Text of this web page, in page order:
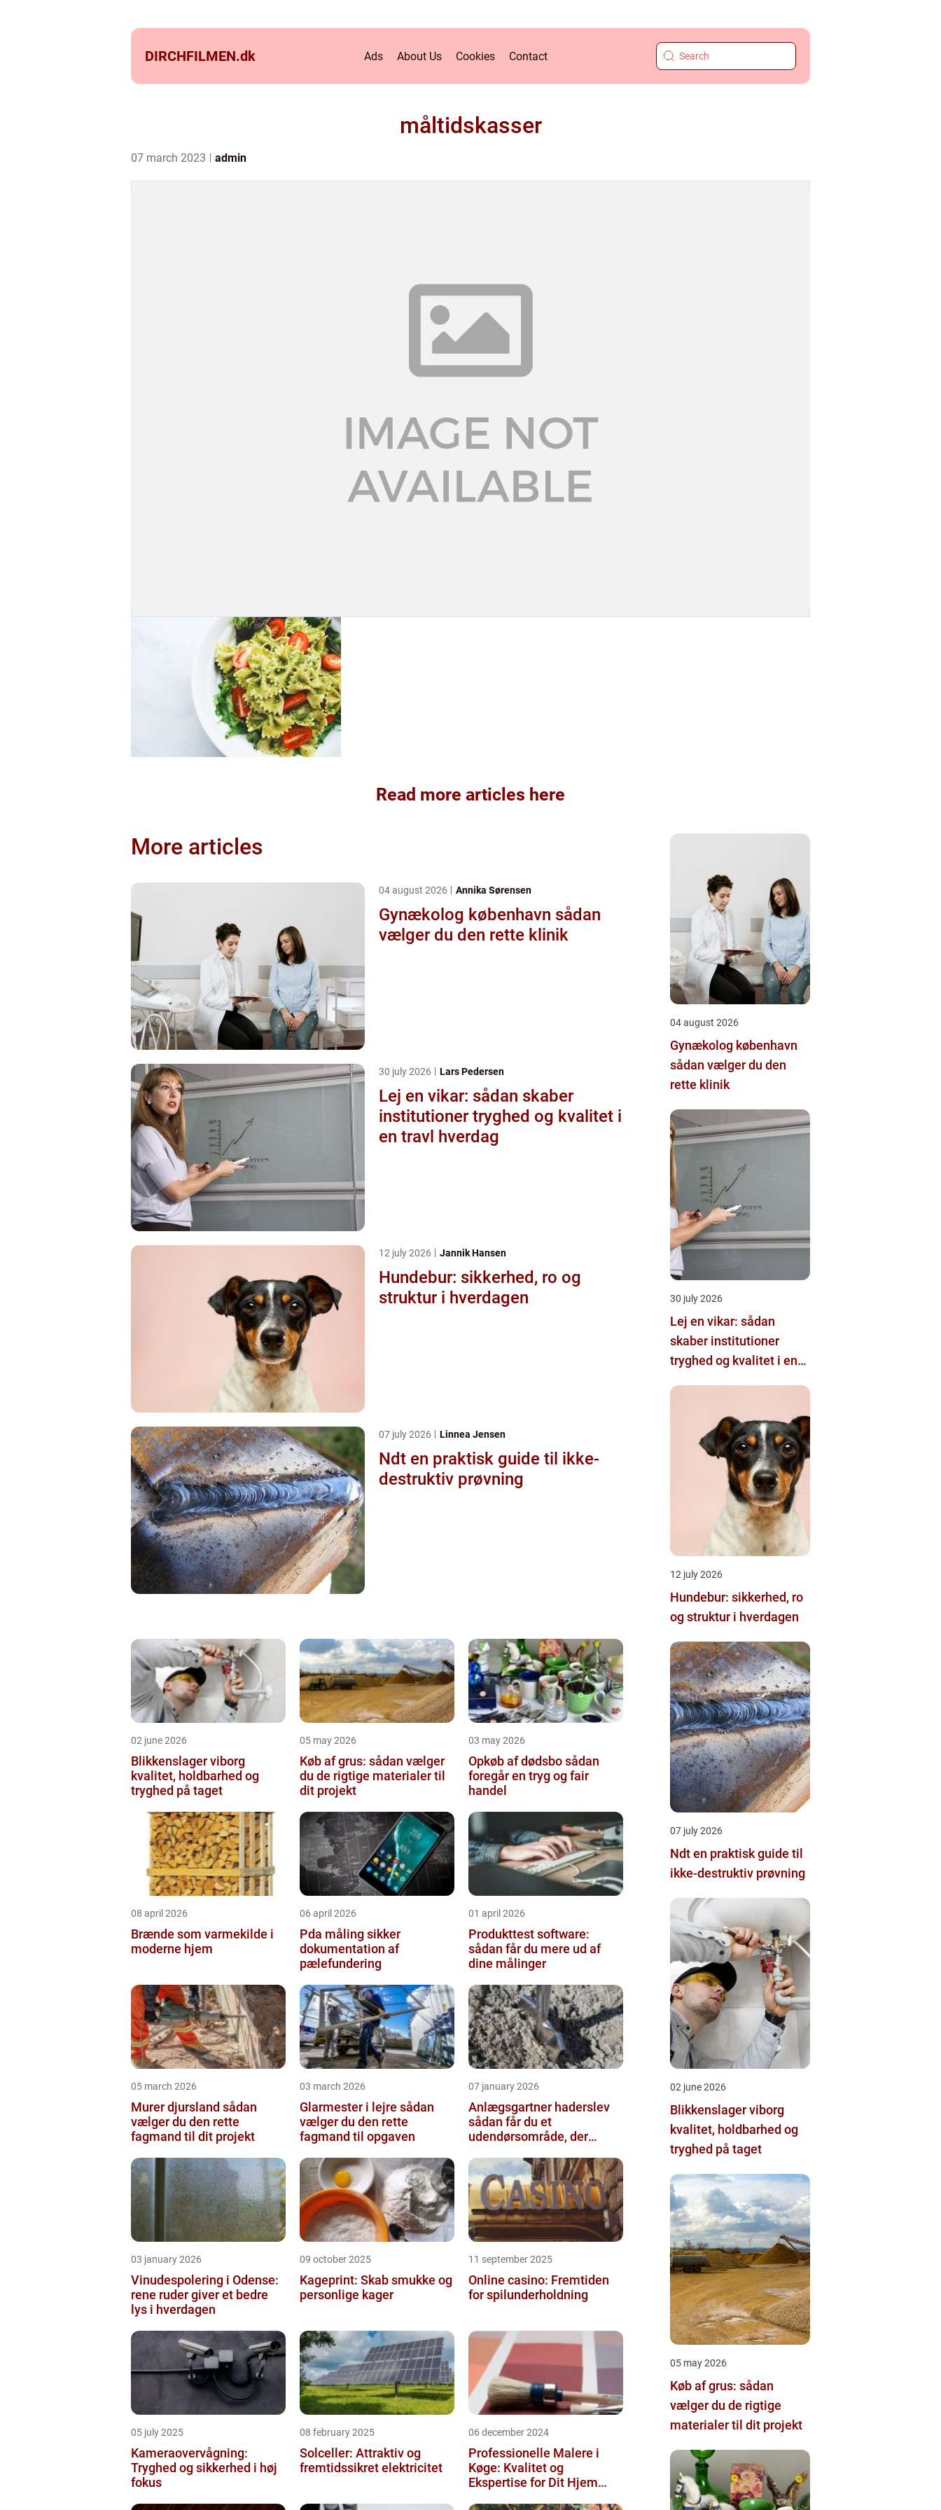
DIRCHFILMEN.dk Ads About Us Cookies Contact
måltidskasser
07 march 2023 admin
Read more articles here
More articles
04 august 2026 Annika Sørensen
Gynækolog københavn sådan
vælger du den rette klinik
30 july 2026 Lars Pedersen
Lej en vikar: sådan skaber
institutioner tryghed og kvalitet i
en travl hverdag
12 july 2026 Jannik Hansen
Hundebur: sikkerhed, ro og
struktur i hverdagen
07 july 2026 Linnea Jensen
Ndt en praktisk guide til ikke-
destruktiv prøvning
02 june 2026
Blikkenslager viborg
kvalitet, holdbarhed og
tryghed på taget
05 may 2026
Køb af grus: sådan vælger
du de rigtige materialer til
dit projekt
03 may 2026
Opkøb af dødsbo sådan
foregår en tryg og fair
handel
08 april 2026
Brænde som varmekilde i
moderne hjem
06 april 2026
Pda måling sikker
dokumentation af
pælefundering
01 april 2026
Produkttest software:
sådan får du mere ud af
dine målinger
05 march 2026
Murer djursland sådan
vælger du den rette
fagmand til dit projekt
03 march 2026
Glarmester i lejre sådan
vælger du den rette
fagmand til opgaven
07 january 2026
Anlægsgartner haderslev
sådan får du et
udendørsområde, der
03 january 2026
Vinudespolering i Odense:
rene ruder giver et bedre
lys i hverdagen
09 october 2025
Kageprint: Skab smukke og
personlige kager
11 september 2025
Online casino: Fremtiden
for spilunderholdning
05 july 2025
Kameraovervågning:
Tryghed og sikkerhed i høj
fokus
08 february 2025
Solceller: Attraktiv og
fremtidssikret elektricitet
06 december 2024
Professionelle Malere i
Køge: Kvalitet og
Ekspertise for Dit Hjem
04 august 2026
Gynækolog københavn
sådan vælger du den
rette klinik
30 july 2026
Lej en vikar: sådan
skaber institutioner
tryghed og kvalitet i en
12 july 2026
Hundebur: sikkerhed, ro
og struktur i hverdagen
07 july 2026
Ndt en praktisk guide til
ikke-destruktiv prøvning
02 june 2026
Blikkenslager viborg
kvalitet, holdbarhed og
tryghed på taget
05 may 2026
Køb af grus: sådan
vælger du de rigtige
materialer til dit projekt